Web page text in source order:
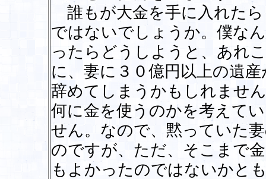
誰もが大金を手に入れた
ではないでしょうか。僕な
ったらどうしようと、あれ
に、妻に３０億円以上の遺
辞めてしまうかもしれませ
何に金を使うのかを考えて
せん。なので、黙っていた
のですが、ただ、そこまで
もよかったのではないかと